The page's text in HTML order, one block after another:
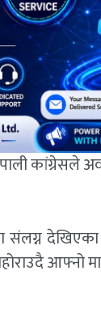
कांग्रेसले
देखिएका
आफ्नो